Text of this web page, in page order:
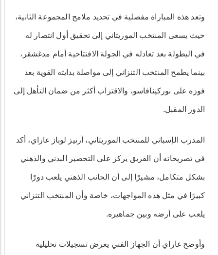
وتعد هذه المباراة مفصلية في تحديد ملامح المجموعة الثانية،
حيث يسعى المنتخب الموريتاني إلى تحقيق أول انتصار له
في البطولة بعد تعادله في الجولة الافتتاحية أمام مدغشقر،
بينما يطمح المنتخب التنزاني إلى مواصلة بدايته القوية بعد
فوزه على بوركينافاسو، والاقتراب أكثر من ضمان التأهل إلى
الدور المقبل.
المدرب الإسباني للمنتخب الموريتاني، أرتيز لوباز غاراي، أكد
في تصريحاته أن الفريق يركز على التحضير البدني والذهني
بشكل متكامل، مشيرًا إلى أن الجانب الذهني يلعب دورًا
كبيرًا في مثل هذه المواجهات، خاصة وأن المنتخب التنزاني
يلعب على أرضه وبين جماهيره.
وأوضح غاراي أن الجهاز الفني يعرض تسجيلات تحليلية